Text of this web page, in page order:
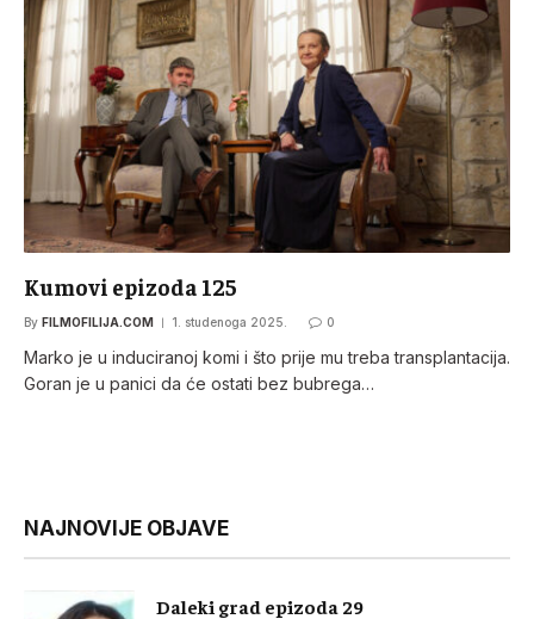
Kumovi epizoda 125
By FILMOFILIJA.COM 1. studenoga 2025. 0
Marko je u induciranoj komi i što prije mu treba transplantacija.
Goran je u panici da će ostati bez bubrega…
NAJNOVIJE OBJAVE
Daleki grad epizoda 29